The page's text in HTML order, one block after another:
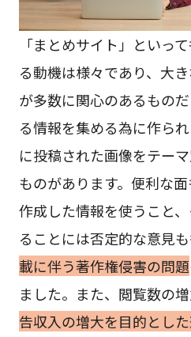
「まとめサイト」といっ
る動機は様々であり、大
が多数に関心のあるもの
る情報を集める為に作ら
に投稿された画像をテー
ものがあります。便利な
作成した情報を使うこと
ることには否定的な意見も
載に伴う著作権侵害の問題
ました。また、閲覧数の
告収入の増大を目的とし